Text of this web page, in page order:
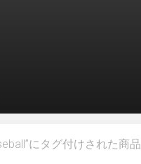
にタグ付けされた商品